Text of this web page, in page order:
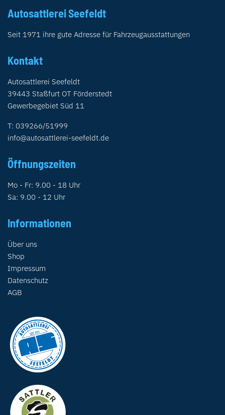
Autosattlerei Seefeldt
Seit 1971 ihre gute Adresse für Fahrzeugausstattungen
Kontakt
Autosattlerei Seefeldt
39443 Staßfurt OT Förderstedt
Gewerbegebiet Süd 11
T: 039266/51999
info@autosattlerei-seefeldt.de
Öffnungszeiten
Mo - Fr: 9.00 - 18 Uhr
Sa: 9.00 - 12 Uhr
Informationen
Über uns
Shop
Impressum
Datenschutz
AGB